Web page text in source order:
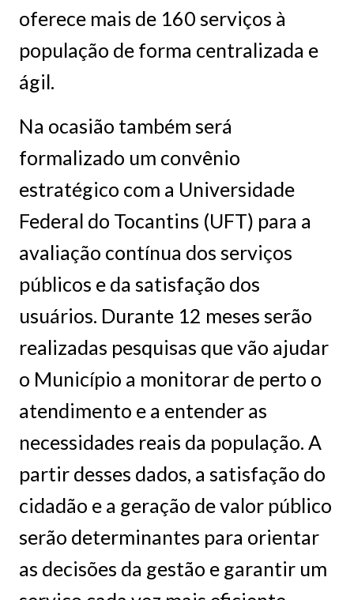
oferece mais de 160 serviços à
população de forma centralizada e
ágil.
Na ocasião também será
formalizado um convênio
estratégico com a Universidade
Federal do Tocantins (UFT) para a
avaliação contínua dos serviços
públicos e da satisfação dos
usuários. Durante 12 meses serão
realizadas pesquisas que vão ajudar
o Município a monitorar de perto o
atendimento e a entender as
necessidades reais da população. A
partir desses dados, a satisfação do
cidadão e a geração de valor público
serão determinantes para orientar
as decisões da gestão e garantir um